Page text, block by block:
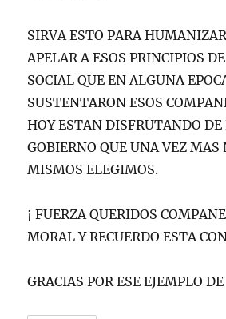
SIRVA ESTO PARA
APELAR A ESOS PRINCIPIOS
SOCIAL QUE EN ALGUNA
SUSTENTARON ESOS
HOY ESTAN DISFRUTANDO DE
GOBIERNO QUE UNA VEZ MAS
MISMOS ELEGIMOS.
¡ FUERZA QUERIDOS
MORAL Y RECUERDO ESTA
GRACIAS POR ESE EJEMPLO